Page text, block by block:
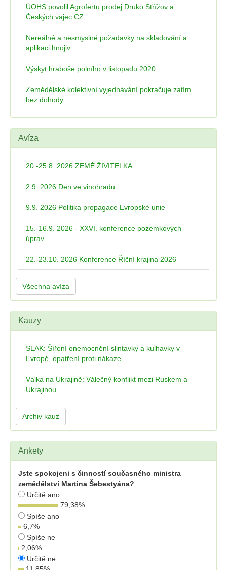
ÚOHS povolil Agrofertu prodej Druko Střížov a
Českých vajec CZ
Nereálné a nesmyslné požadavky na skladování a
aplikaci hnojiv
Výskyt hraboše polního v listopadu 2020
Zemědělské kolektivní vyjednávání pokračuje zatím
bez dohody
Avíza
20.-25.8. 2026 ZEMĚ ŽIVITELKA
2.9. 2026 Den ve vinohradu
9.9. 2026 Politika propagace Evropské unie
15.-16.9. 2026 - XXVI. konference pozemkových
úprav
22.-23.10. 2026 Konference Říční krajina 2026
Všechna avíza
Kauzy
SLAK: Šíření onemocnění slintavky a kulhavky v
Evropě, opatření proti nákaze
Válka na Ukrajině: Válečný konflikt mezi Ruskem a
Ukrajinou
Archiv kauz
Ankety
Jste spokojeni s činností současného ministra
zemědělství Martina Šebestyána?
Určitě ano
79,38%
Spíše ano
6,7%
Spíše ne
2,06%
Určitě ne